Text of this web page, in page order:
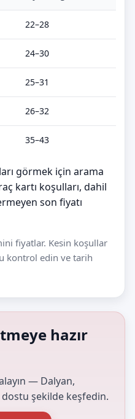
22–28
24–30
25–31
26–32
35–43
görmek için arama
kartı koşulları, dahil
son fiyatı
fiyatlar. Kesin koşullar
kontrol edin ve tarih
hazır
— Dalyan,
dostu şekilde keşfedin.